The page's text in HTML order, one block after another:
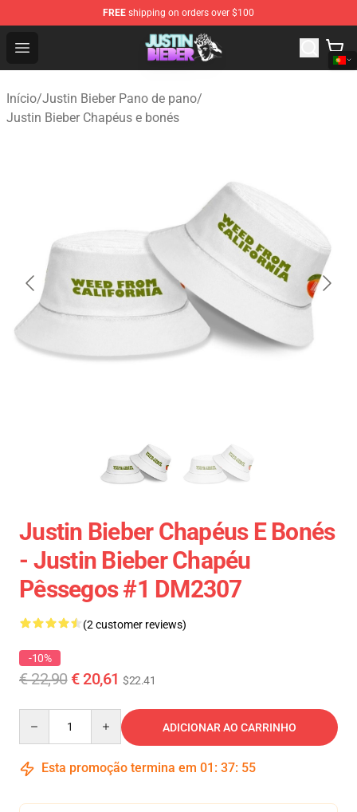
FREE shipping on orders over $100
Open menu
Justin Bieber Store - Official Justin Bieber Merchandise
Início/Justin Bieber Pano de pano/
Justin Bieber Chapéus e bonés
Justin Bieber Chapéus E Bonés
- Justin Bieber Chapéu
Pêssegos #1 DM2307
(2 customer reviews)
-10%
€ 22,90 € 20,61 $22.41
ADICIONAR AO CARRINHO
Esta promoção termina em 01 : 37: 55